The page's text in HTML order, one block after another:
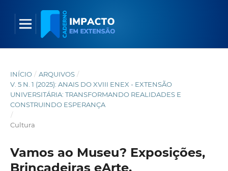
INÍCIO / ARQUIVOS /
V. 5 N. 1 (2025): ANAIS DO XVIII ENEX - EXTENSÃO
UNIVERSITÁRIA: TRANSFORMANDO REALIDADES E
CONSTRUINDO ESPERANÇA
/
Cultura
Vamos ao Museu? Exposições,
Brincadeiras eArte.